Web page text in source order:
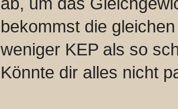
bekommst die
weniger KEP als so
Könnte dir alles nicht